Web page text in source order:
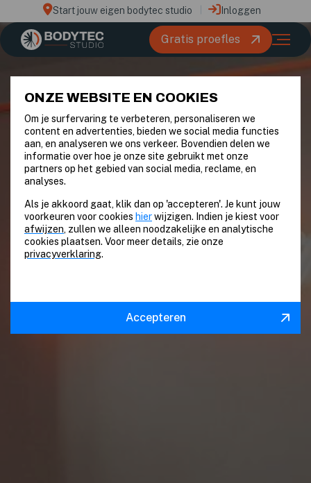
Start jouw eigen bodytec studio Inloggen
Gratis proefles
ONZE WEBSITE EN COOKIES
Om je surfervaring te verbeteren, personaliseren we
content en advertenties, bieden we social media functies
aan, en analyseren we ons verkeer. Bovendien delen we
informatie over hoe je onze site gebruikt met onze
partners op het gebied van social media, reclame, en
analyses.
Als je akkoord gaat, klik dan op 'accepteren'. Je kunt jouw
voorkeuren voor cookies hierwijzigen. Indien je kiest voor
afwijzen, zullen we alleen noodzakelijke en analytische
cookies plaatsen. Voor meer details, zie onze
privacyverklaring.
Accepteren